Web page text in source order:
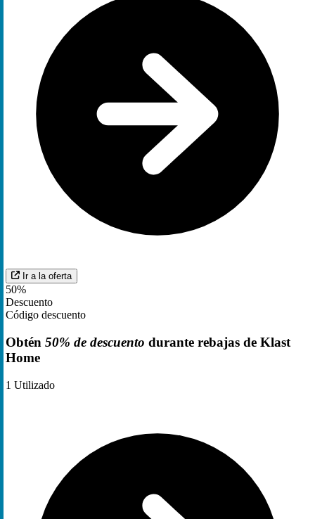
Ir a la oferta
50%
Descuento
Código descuento
Obtén 50% de descuento durante rebajas de Klast
Home
1 Utilizado